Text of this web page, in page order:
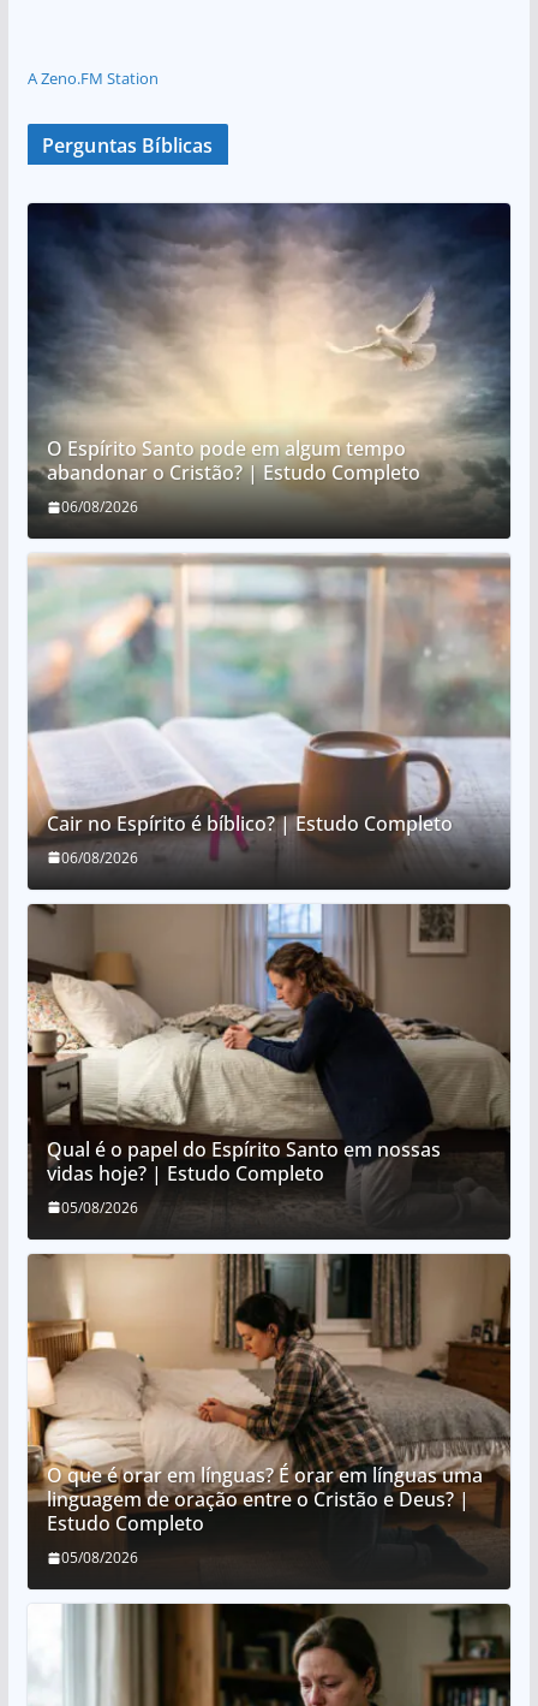
A Zeno.FM Station
Perguntas Bíblicas
O Espírito Santo pode em algum tempo
abandonar o Cristão? | Estudo Completo
06/08/2026
Cair no Espírito é bíblico? | Estudo Completo
06/08/2026
Qual é o papel do Espírito Santo em nossas
vidas hoje? | Estudo Completo
05/08/2026
O que é orar em línguas? É orar em línguas uma
linguagem de oração entre o Cristão e Deus? |
Estudo Completo
05/08/2026